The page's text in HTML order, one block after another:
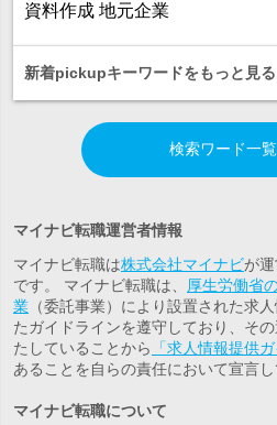
資料作成 地元企業
新着pickupキーワードをもっと見る
検索ワード一
マイナビ転職運営者情報
マイナビ転職は株式会社マイナビが
です。 マイナビ転職は、
厚生労働省
業 （委託事業）により設置された求
たガイドラインを遵守しており、そ
たしていることから
「求人情報提供
あることを自らの責任において宣言し
マイナビ転職について